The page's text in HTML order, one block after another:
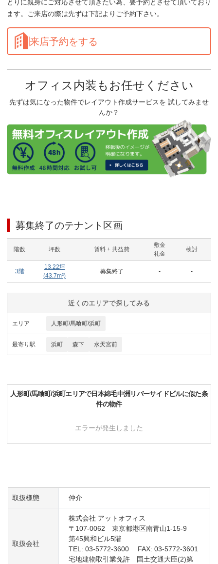
とりに親身にご対応させて頂きたい為、要予約とさせて頂いており
ます。ご来店の際は先ずは下記よりご予約下さい。
来店予約をする
オフィス内装もお任せください
先ずは気になった物件でレイアウト作成サービスを 試してみませ
んか？
募集終了のテナント区画
階数 坪数 賃料 + 共益費
敷金
礼金
検討
3階
13.22坪
(43.7m²)
募集終了 - -
近くのエリアで探してみる
エリア 人形町/馬喰町/浜町
最寄り駅 浜町 森下 水天宮前
人形町/馬喰町/浜町エリアで日本綿毛中洲リバーサイドビルに似た条
件の物件
エラーが発生しました
取扱様態 仲介
取扱会社
株式会社 アットオフィス
〒107-0062 東京都港区南青山1-15-9
第45興和ビル5階
TEL: 03-5772-3600 FAX: 03-5772-3601
宅地建物取引業免許 国土交通大臣(2)第